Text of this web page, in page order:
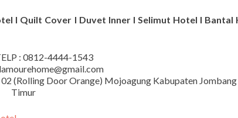
I Quilt Cover I Duvet Inner I Selimut Hotel I Bantal
: 0812-4444-1543
(Rolling Door Orange) Mojoagung Kabupaten Jombang
Timur